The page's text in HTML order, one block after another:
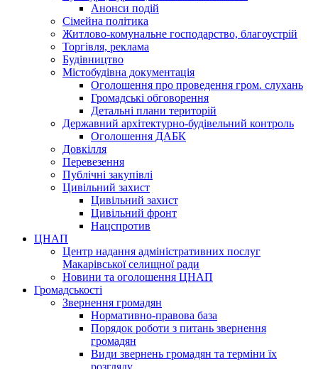
Анонси подій
Сімейна політика
Житлово-комунальне господарство, благоустрій
Торгівля, реклама
Будівництво
Містобудівна документація
Оголошення про проведення гром. слухань
Громадські обговорення
Детальні плани територій
Державний архітектурно-будівельний контроль
Оголошення ДАБК
Довкілля
Перевезення
Публічні закупівлі
Цивільний захист
Цивільний захист
Цивільний фронт
Нацспротив
ЦНАП
Центр надання адміністративних послуг
Макарівської селищної ради
Новини та оголошення ЦНАП
Громадськості
Звернення громадян
Нормативно-правова база
Порядок роботи з питань звернення
громадян
Види звернень громадян та терміни їх
розгляду